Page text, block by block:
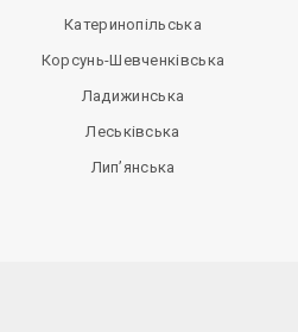
Катеринопільська
Корсунь-Шевченківська
Ладижинська
Леськівська
Лип’янська